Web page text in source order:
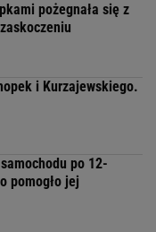
pożegnała się z
i Kurzajewskiego.
po 12-
pomogło jej